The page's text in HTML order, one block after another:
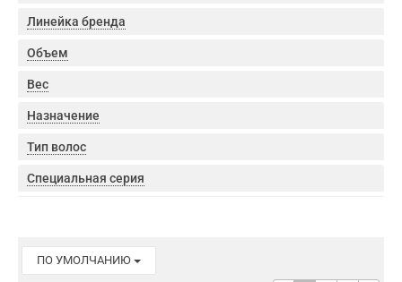
Линейка бренда
Объем
Вес
Назначение
Тип волос
Специальная серия
ПО УМОЛЧАНИЮ